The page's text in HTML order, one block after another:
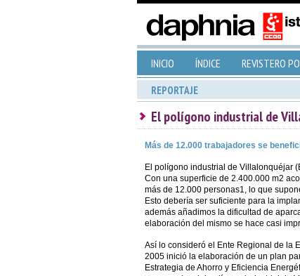
INICIO ÍNDICE REVISTERO
REPORTAJE
El polígono industrial de
Más de 12.000 trabajadores se
El polígono industrial de Villalonquéjar
Con una superficie de 2.400.000 m2
más de 12.000 personas1, lo que
Esto debería ser suficiente para la
además añadimos la dificultad de
elaboración del mismo se hace casi
Así lo consideró el Ente Regional de la
2005 inició la elaboración de un plan
Estrategia de Ahorro y Eficiencia